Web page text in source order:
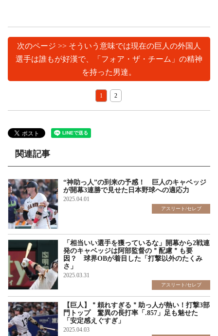
次のページ >> そういう意味では現在の巨人の外国人
選手は誰もが好漢で、「フォア・ザ・チーム」の精神
を持った男達。
1 2
関連記事
“神助っ人”の到来の予感！ 巨人のキャベッジ
が開幕3連勝で見せた日本野球への適応力
2025.04.01
アスリート/セレブ
「相当いい選手を獲っているな」開幕から2戦連
発のキャベッジは阿部監督の＂配慮＂も要
因？ 球界OBが着目した「打撃以外のたくみ
さ」
2025.03.31
アスリート/セレブ
【巨人】＂頼れすぎる＂助っ人が熱い！打撃3部
門トップ 驚異の長打率「.857」足も魅せた
「安定感えぐすぎ」
2025.04.03